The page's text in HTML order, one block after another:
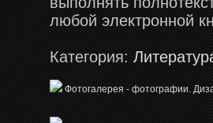
любой электронной
Категория:
Фотогалерея - фотографии.